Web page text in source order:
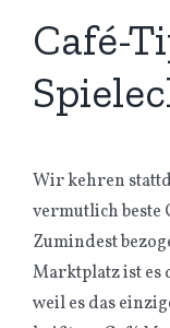
Café-
Wir kehren
vermutlich beste
Zumindest
Marktplatz ist es
weil es das